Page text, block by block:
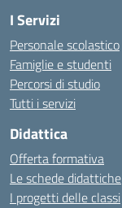
I Servizi
Personale scolastico
Famiglie e studenti
Percorsi di studio
Tutti i servizi
Didattica
Offerta formativa
Le schede didattiche
I progetti delle classi